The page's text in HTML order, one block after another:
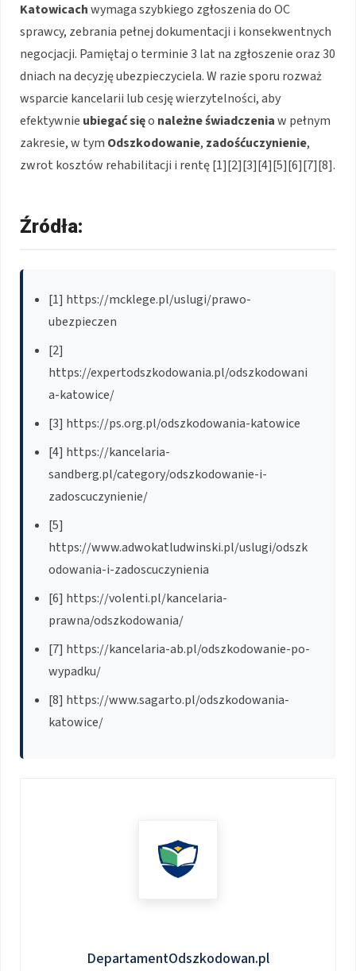
Katowicachwymaga szybkiego zgłoszenia do OC
sprawcy, zebrania pełnej dokumentacji i konsekwentnych
negocjacji. Pamiętaj o terminie 3 lat na zgłoszenie oraz 30
dniach na decyzję ubezpieczyciela. W razie sporu rozważ
wsparcie kancelarii lub cesję wierzytelności, aby
efektywnie ubiegać sięo należne świadczeniaw pełnym
zakresie, w tym Odszkodowanie, zadośćuczynienie,
zwrot kosztów rehabilitacji i rentę [1][2][3][4][5][6][7][8].
Źródła:
[1] https://mcklege.pl/uslugi/prawo-
ubezpieczen
[2]
https://expertodszkodowania.pl/odszkodowani
a-katowice/
[3] https://ps.org.pl/odszkodowania-katowice
[4] https://kancelaria-
sandberg.pl/category/odszkodowanie-i-
zadoscuczynienie/
[5]
https://www.adwokatludwinski.pl/uslugi/odszk
odowania-i-zadoscuczynienia
[6] https://volenti.pl/kancelaria-
prawna/odszkodowania/
[7] https://kancelaria-ab.pl/odszkodowanie-po-
wypadku/
[8] https://www.sagarto.pl/odszkodowania-
katowice/
DepartamentOdszkodowan.pl